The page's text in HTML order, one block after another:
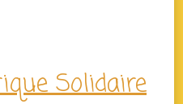
Solidaire